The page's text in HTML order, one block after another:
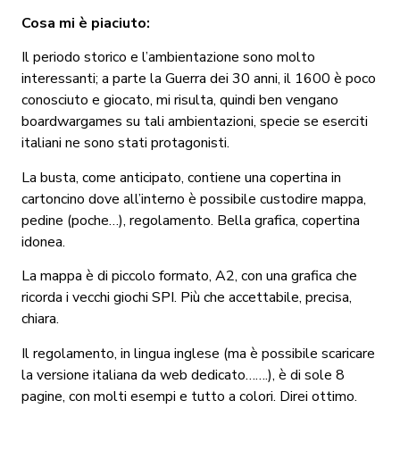
Cosa mi è piaciuto:
Il periodo storico e l’ambientazione sono molto
interessanti; a parte la Guerra dei 30 anni, il 1600 è poco
conosciuto e giocato, mi risulta, quindi ben vengano
boardwargames su tali ambientazioni, specie se eserciti
italiani ne sono stati protagonisti.
La busta, come anticipato, contiene una copertina in
cartoncino dove all’interno è possibile custodire mappa,
pedine (poche…), regolamento. Bella grafica, copertina
idonea.
La mappa è di piccolo formato, A2, con una grafica che
ricorda i vecchi giochi SPI. Più che accettabile, precisa,
chiara.
Il regolamento, in lingua inglese (ma è possibile scaricare
la versione italiana da web dedicato…….), è di sole 8
pagine, con molti esempi e tutto a colori. Direi ottimo.